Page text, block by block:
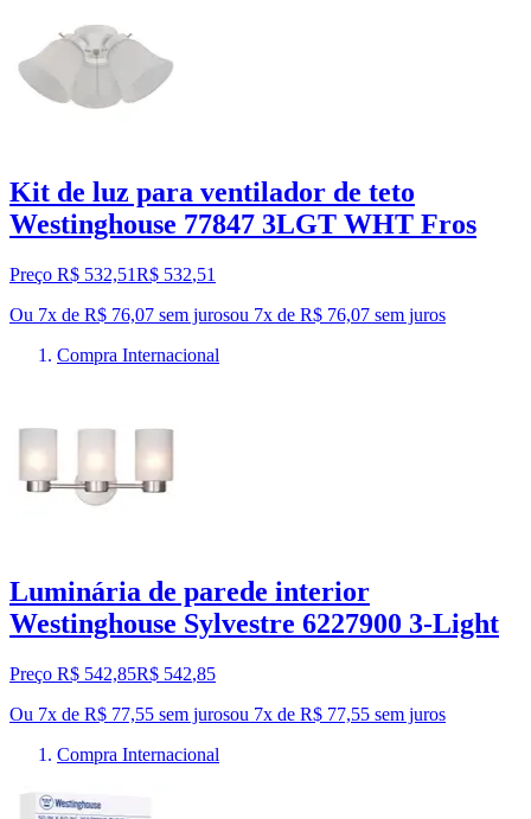
Kit de luz para ventilador de teto
Westinghouse 77847 3LGT WHT Fros
Preço R$ 532,51R$ 532,51
Ou 7x de R$ 76,07 sem jurosou 7x de R$ 76,07 sem juros
Compra Internacional
Luminária de parede interior
Westinghouse Sylvestre 6227900 3-Light
Preço R$ 542,85R$ 542,85
Ou 7x de R$ 77,55 sem jurosou 7x de R$ 77,55 sem juros
Compra Internacional